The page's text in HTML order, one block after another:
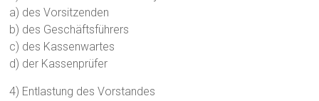
a) des Vorsitzenden
b) des Geschäftsführers
c) des Kassenwartes
d) der Kassenprüfer
4) Entlastung des Vorstandes